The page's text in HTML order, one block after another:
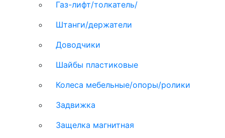
Газ-лифт/толкатель/
Штанги/держатели
Доводчики
Шайбы пластиковые
Колеса мебельные/опоры/ролики
Задвижка
Защелка магнитная